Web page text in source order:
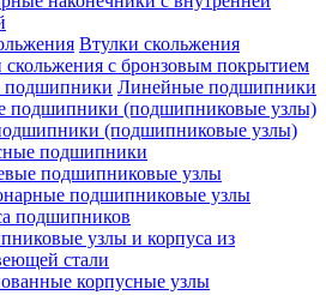
Втулки скольжения
скольжения с бронзовым покрытием
Линейные подшипники
(подшипниковые узлы)
подшипники
подшипниковые узлы
подшипниковые узлы
подшипников
узлы и корпуса из
стали
корпусные узлы